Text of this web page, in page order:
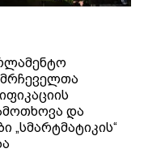
და
„სმარტმატიკის“